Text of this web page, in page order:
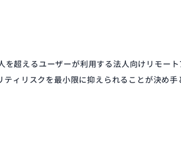
超えるユーザーが利用する法人向けリモー
ィリスクを最小限に抑えられることが決め